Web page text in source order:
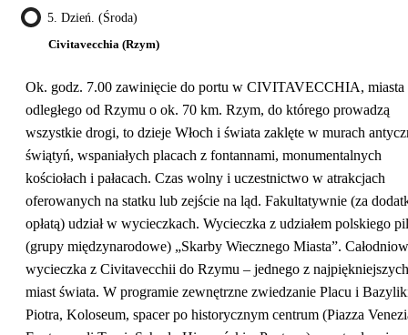
5. Dzień. (środa)
Civitavecchia (rzym)
Ok. godz. 7.00 zawinięcie do portu w CIVITAVECCHIA, miasta
odległego od Rzymu o ok. 70 km. Rzym, do którego prowadzą
wszystkie drogi, to dzieje Włoch i świata zaklęte w murach
świątyń, wspaniałych placach z fontannami, monumentalnych
kościołach i pałacach. Czas wolny i uczestnictwo w atrakcjach
oferowanych na statku lub zejście na ląd. Fakultatywnie (za
opłatą) udział w wycieczkach. Wycieczka z udziałem polskiego
(grupy międzynarodowe) „Skarby Wiecznego Miasta”.
wycieczka z Civitavecchii do Rzymu – jednego z najpiękniejszych
miast świata. W programie zewnętrzne zwiedzanie Placu i
Piotra, Koloseum, spacer po historycznym centrum (Piazza